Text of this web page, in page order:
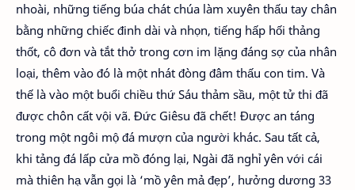
nhoài, những tiếng búa chát chúa làm xuyên thấu tay chân
bằng những chiếc đinh dài và nhọn, tiếng hấp hối thảng
thốt, cô đơn và tắt thở trong cơn im lặng đáng sợ của nhân
loại, thêm vào đó là một nhát đòng đâm thấu con tim. Và
thế là vào một buổi chiều thứ Sáu thảm sầu, một tử thi đã
được chôn cất vội vã. Đức Giêsu đã chết! Được an táng
trong một ngôi mộ đá mượn của người khác. Sau tất cả,
khi tảng đá lấp cửa mồ đóng lại, Ngài đã nghỉ yên với cái
mà thiên hạ vẫn gọi là ‘mồ yên mả đẹp’, hưởng dương 33